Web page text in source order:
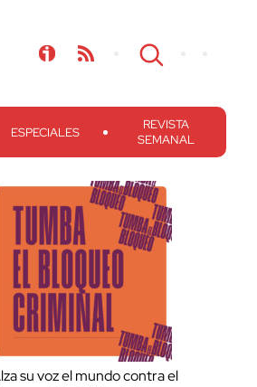
ESPECIALES
REVISTA
SEMANAL
su voz el mundo contra el